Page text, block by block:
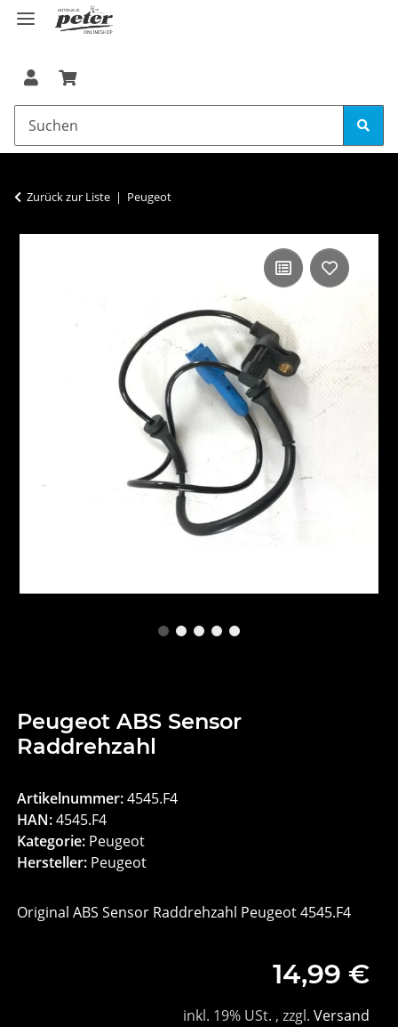
Zurück zur Liste Peugeot
Peugeot ABS Sensor
Raddrehzahl
Artikelnummer:4545.F4
HAN:4545.F4
Kategorie: Peugeot
Hersteller: Peugeot
Original ABS Sensor Raddrehzahl Peugeot 4545.F4
14,99 €
inkl. 19% USt. , zzgl. Versand